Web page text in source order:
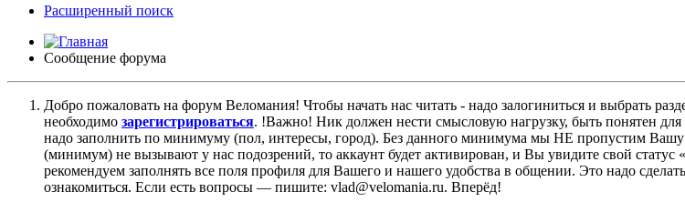
Расширенный поиск
Сообщение форума
Добро пожаловать на форум Веломания! Чтобы начать нас читать - надо залогиниться и выбрать
необходимо зарегистрироваться. !Важно! Ник должен нести смысловую нагрузку, быть понятен
надо заполнить по минимуму (пол, интересы, город). Без данного минимума мы НЕ пропустим
(минимум) не вызывают у нас подозрений, то аккаунт будет активирован, и Вы увидите свой
рекомендуем заполнять все поля профиля для Вашего и нашего удобства в общении. Это надо
ознакомиться. Если есть вопросы — пишите: vlad@velomania.ru. Вперёд!